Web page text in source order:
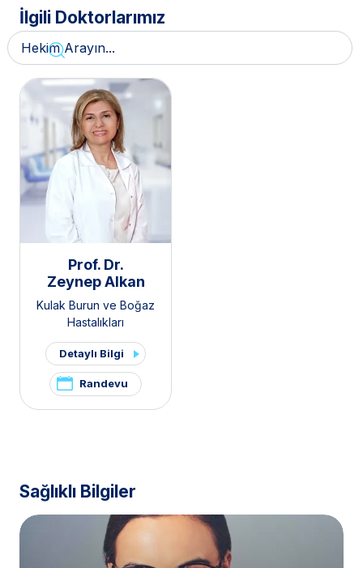
İlgili Doktorlarımız
Prof. Dr.
Zeynep Alkan
Kulak Burun ve Boğaz
Hastalıkları
Detaylı Bilgi
Randevu
Sağlıklı Bilgiler